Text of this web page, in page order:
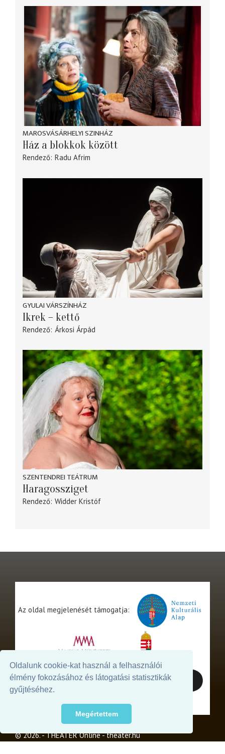
Oldalunk cookie-kat használ a felhasználói
élmény fokozásához és látogatási statisztikák
gyűjtéséhez.
Megértettem
MAROSVÁSÁRHELYI SZINHÁZ
Ház a blokkok között
Rendező Radu Afrim
GYULAI VÁRSZÍNHÁZ
Ikrek – kettő
Rendező Árkosi Árpád
SZENTENDREI TEÁTRUM
Haragossziget
Rendező Widder Kristóf
Az oldal megjelenését támogatja:
© 2026. - THEATER Online -theater.hu